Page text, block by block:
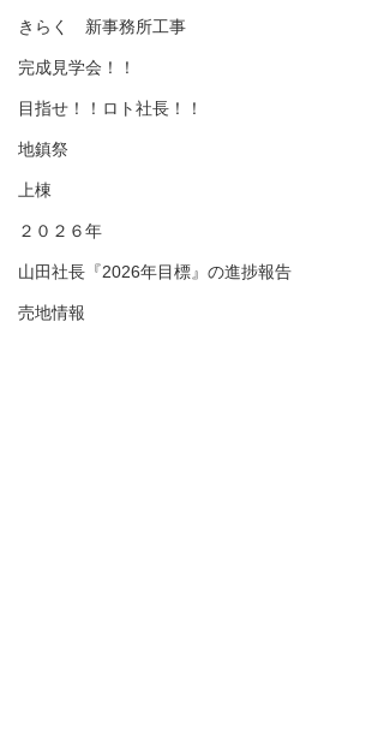
きらく 新事務所工事
完成見学会！！
目指せ！！ロト社長！！
地鎮祭
上棟
２０２６年
山田社長『2026年目標』の進捗報告
売地情報